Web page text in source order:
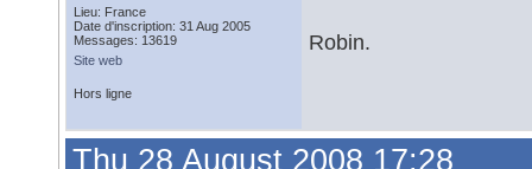
Lieu: France
Date d'inscription: 31 Aug 2005
Messages: 13619
Site web
Robin.
Hors ligne
Thu 28 August 2008 17:28